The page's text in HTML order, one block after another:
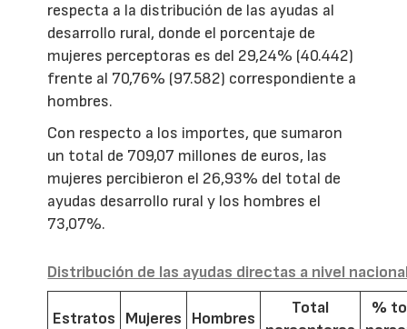
respecta a la distribución de las ayudas al
desarrollo rural, donde el porcentaje de
mujeres perceptoras es del 29,24% (40.442)
frente al 70,76% (97.582) correspondiente a
hombres.
Con respecto a los importes, que sumaron
un total de 709,07 millones de euros, las
mujeres percibieron el 26,93% del total de
ayudas desarrollo rural y los hombres el
73,07%.
Distribución de las ayudas directas a nivel
Estratos Mujeres Hombres
Total
%